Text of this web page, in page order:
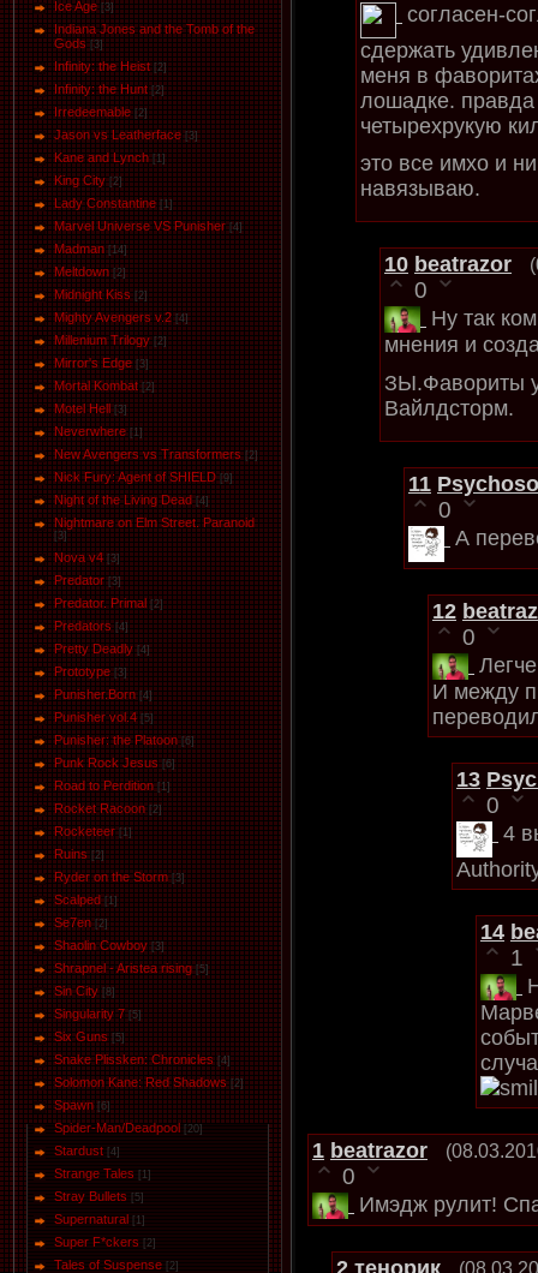
Ice Age [3]
Indiana Jones and the Tomb of the
Gods [3]
Infinity: the Heist [2]
Infinity: the Hunt [2]
Irredeemable [2]
Jason vs Leatherface [3]
Kane and Lynch [1]
King City [2]
Lady Constantine [1]
Marvel Universe VS Punisher [4]
Маdman [14]
Meltdown [2]
Midnight Kiss [2]
Mighty Avengers v.2 [4]
Millenium Trilogy [2]
Mirror's Edge [3]
Mortal Kombat [2]
Motel Hell [3]
Neverwhere [1]
New Avengers vs Transformers [2]
Nick Fury: Agent of SHIELD [9]
Night of the Living Dead [4]
Nightmare on Elm Street. Paranoid
[3]
Nova v4 [3]
Predator [3]
Predator. Primal [2]
Predators [4]
Pretty Deadly [4]
Prototype [3]
Punisher.Born [4]
Punisher vol.4 [5]
Punisher: the Platoon [6]
Punk Rock Jesus [6]
Road to Perdition [1]
Rocket Racoon [2]
Rocketeer [1]
Ruins [2]
Ryder on the Storm [3]
Scalped [1]
Se7en [2]
Shaolin Cowboy [3]
Shrapnel - Aristea rising [5]
Sin City [8]
Singularity 7 [5]
Six Guns [5]
Snake Plissken: Chronicles [4]
Solomon Kane: Red Shadows [2]
Spawn [6]
Spider-Man/Deadpool [20]
Stardust [4]
Strange Tales [1]
Stray Bullets [5]
Supernatural [1]
Super F*ckers [2]
Tales of Suspense [2]
согласен-
сдержать
меня в
лошадке. правда
четырехрукую
это все имхо и
навязываю.
10 beatrazor
0
Ну так
мнения и
ЗЫ.Фавориты
Вайлдсторм.
11
0
А
12
0
И между
13
0
4
14
1
1 beatrazor
0
Имэдж рулит!
2 тенорик